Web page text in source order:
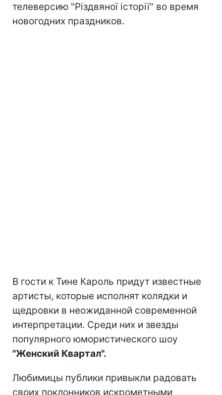
телеверсию "Різдвяної історії" во время
новогодних праздников.
В гости к Тине Кароль придут известные
артисты, которые исполнят колядки и
щедровки в неожиданной современной
интерпретации. Среди них и звезды
популярного юмористического шоу
"Женский Квартал".
Любимицы публики привыкли радовать
своих поклонников искрометными